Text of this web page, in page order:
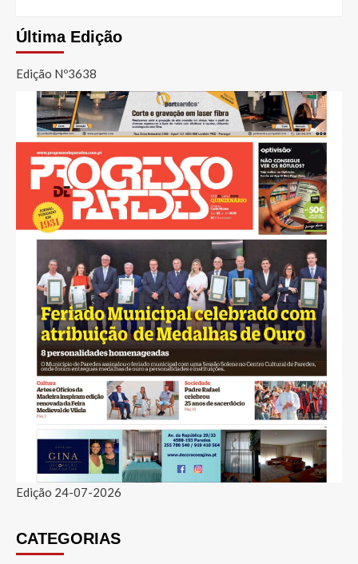
Última Edição
Edição Nº3638
Edição 24-07-2026
CATEGORIAS